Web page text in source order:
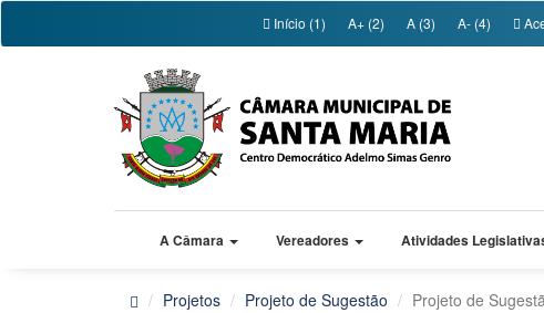
Início (1) A+ (2) A (3) A- (4)
A Câmara Vereadores Atividades
Projetos Projeto de Sugestão Projeto de